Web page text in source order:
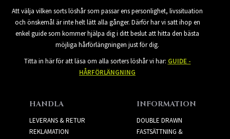
Att välja vilken sorts löshår som passar ens personlighet, livssituation
och önskemål är inte helt lätt alla gånger. Därför har vi satt ihop en
enkel guide som kommer hjälpa dig i ditt beslut att hitta den bästa
möjliga hårförlängningen just för dig.
Titta in här för att läsa om alla sorters löshår vi har: GUIDE -
HÅRFÖRLÄNGNING
HANDLA
LEVERANS & RETUR
REKLAMATION
INFORMATION
DOUBLE DRAWN
FASTSÄTTNING &